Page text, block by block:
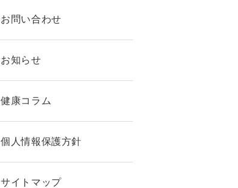
お問い合わせ
お知らせ
健康コラム
個人情報保護方針
サイトマップ